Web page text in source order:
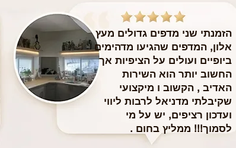
הזמנתי שני מדפים גדולים מעץ
אלון, המדפים שהגיעו מדהימים
ביופיים ועולים על הציפיות אך
החשוב יותר הוא השירות
האדיב , הקשוב ו מיקצועי
שקיבלתי מדניאל לרבות ליווי
ועדכון רציפים, יש על מי
לסמוך!!! ממליץ בחום .